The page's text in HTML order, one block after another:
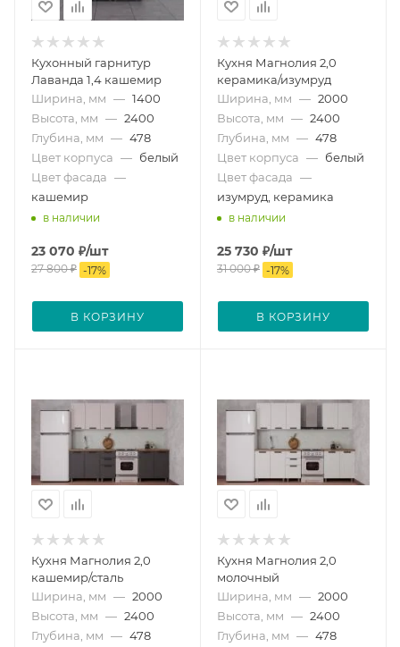
Кухонный гарнитур
Лаванда 1,4 кашемир
Ширина, мм — 1400
Высота, мм — 2400
Глубина, мм — 478
Цвет корпуса — белый
Цвет фасада —
кашемир
в наличии
23 070 ₽/шт
27 800₽ -17%
В КОРЗИНУ
Кухня Магнолия 2,0
керамика/изумруд
Ширина, мм — 2000
Высота, мм — 2400
Глубина, мм — 478
Цвет корпуса — белый
Цвет фасада —
изумруд, керамика
в наличии
25 730 ₽/шт
31 000₽ -17%
В КОРЗИНУ
Кухня Магнолия 2,0
кашемир/сталь
Ширина, мм — 2000
Высота, мм — 2400
Глубина, мм — 478
Кухня Магнолия 2,0
молочный
Ширина, мм — 2000
Высота, мм — 2400
Глубина, мм — 478